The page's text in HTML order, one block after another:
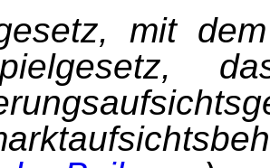
mit